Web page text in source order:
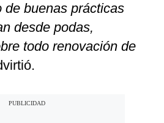
de buenas prácticas
desde podas,
todo renovación de